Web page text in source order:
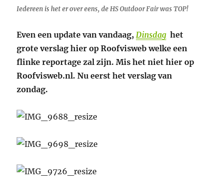
Iedereen is het er over eens, de HS Outdoor Fair was TOP!
Even een update van vandaag,Dinsdag het
grote verslag hier op Roofvisweb welke een
flinke reportage zal zijn. Mis het niet hier op
Roofvisweb.nl. Nu eerst het verslag van
zondag.